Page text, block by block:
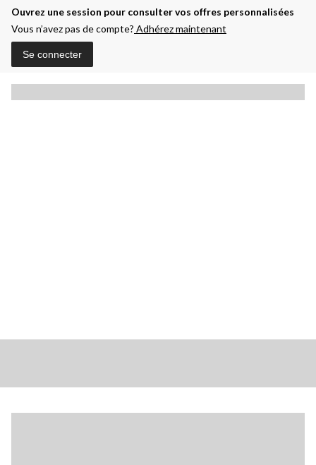
Ouvrez une session pour consulter vos offres personnalisées
Vous n’avez pas de compte? Adhérez maintenant
Se connecter